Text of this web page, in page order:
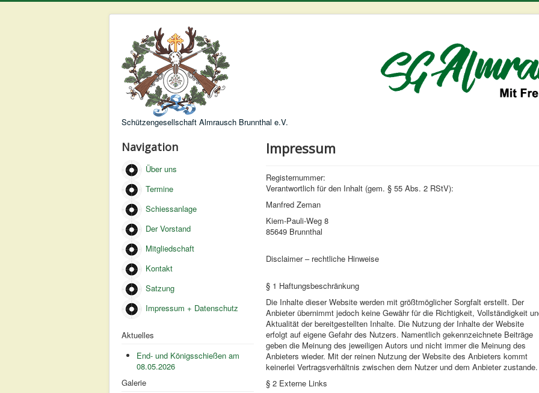
Schützengesellschaft Almrausch Brunnthal e.V.
Navigation
Über uns
Termine
Schiessanlage
Der Vorstand
Mitgliedschaft
Kontakt
Satzung
Impressum + Datenschutz
Aktuelles
End- und Königsschießen am
08.05.2026
Galerie
Impressum
Registernummer:
Verantwortlich für den Inhalt (gem. § 55 Abs. 2 RStV):
Manfred Zeman
Kiem-Pauli-Weg 8
85649 Brunnthal
Disclaimer – rechtliche Hinweise
§ 1 Haftungsbeschränkung
Die Inhalte dieser Website werden mit größtmöglicher Sorgfalt erstellt. Der
Anbieter übernimmt jedoch keine Gewähr für die Richtigkeit, Vollständigkeit
Aktualität der bereitgestellten Inhalte. Die Nutzung der Inhalte der Website
erfolgt auf eigene Gefahr des Nutzers. Namentlich gekennzeichnete Beiträge
geben die Meinung des jeweiligen Autors und nicht immer die Meinung des
Anbieters wieder. Mit der reinen Nutzung der Website des Anbieters kommt
keinerlei Vertragsverhältnis zwischen dem Nutzer und dem Anbieter zustande.
§ 2 Externe Links